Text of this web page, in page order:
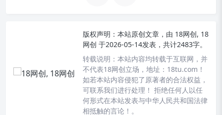
版权声明： 本站原创文章，由 18网创, 18
网创 于2026-05-14发表，共计2483字。
转载说明： 本站内容均转载于互联网，并
不代表18网创立场，地址：18tu.com！
如若本站内容侵犯了原著者的合法权益，
可联系我们进行处理！ 拒绝任何人以任
何形式在本站发表与中华人民共和国法律
相抵触的言论！。